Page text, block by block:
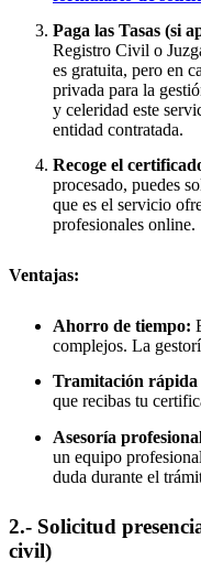
Paga las Tasas (si
Registro Civil o
es gratuita, pero en
privada para la
y celeridad este
entidad contratada.
Recoge el
procesado, puedes
que es el servicio
profesionales online.
Ventajas:
Ahorro de tiempo:
complejos. La
Tramitación rápida
que recibas tu
Asesoría
un equipo
duda durante el
2.- Solicitud
civil)